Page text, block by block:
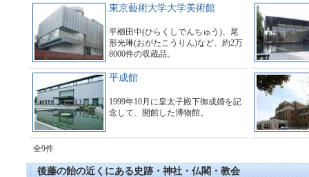
東京藝術大学大学美術館
平櫛田中(ひらくしでんちゅう)、尾
形光琳(おがたこうりん)など、約2万
8000件の収蔵品。
平成館
1999年10月に皇太子殿下御成婚を記
念して、開館した博物館。
全9件
後藤の飴の近くにある史跡・神社・仏閣・教会